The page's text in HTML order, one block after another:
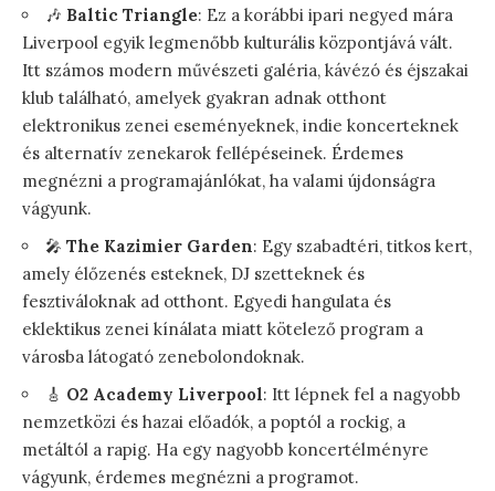
🎶 Baltic Triangle: Ez a korábbi ipari negyed mára
Liverpool egyik legmenőbb kulturális központjává vált.
Itt számos modern művészeti galéria, kávézó és éjszakai
klub található, amelyek gyakran adnak otthont
elektronikus zenei eseményeknek, indie koncerteknek
és alternatív zenekarok fellépéseinek. Érdemes
megnézni a programajánlókat, ha valami újdonságra
vágyunk.
🎤 The Kazimier Garden: Egy szabadtéri, titkos kert,
amely élőzenés esteknek, DJ szetteknek és
fesztiváloknak ad otthont. Egyedi hangulata és
eklektikus zenei kínálata miatt kötelező program a
városba látogató zenebolondoknak.
🎸 O2 Academy Liverpool: Itt lépnek fel a nagyobb
nemzetközi és hazai előadók, a poptól a rockig, a
metáltól a rapig. Ha egy nagyobb koncertélményre
vágyunk, érdemes megnézni a programot.